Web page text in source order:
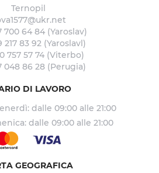
Ternopil
700 64 84 (Yaroslav)
217 83 92 (Yaroslavl)
757 57 74 (Viterbo)
048 86 28 (Perugia)
DI LAVORO
dalle 09:00 alle 21:00
dalle 09:00 alle 21:00
GEOGRAFICA